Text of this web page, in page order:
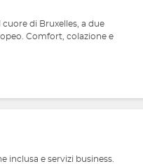
di Bruxelles, a due
Comfort, colazione e
inclusa e servizi business.